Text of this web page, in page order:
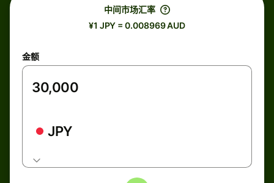
中间市场汇率
¥1 JPY = 0.008969 AUD
金额
JPY